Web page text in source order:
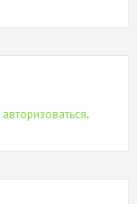
авторизоваться.